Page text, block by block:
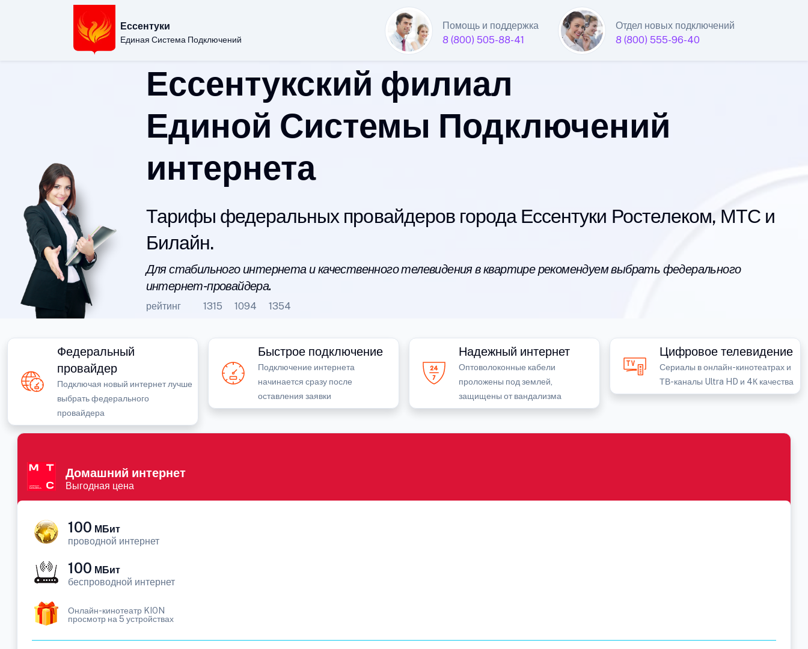
Ессентуки
Единая Система Подключений
Помощь и поддержка
8 (800) 505-88-41
Отдел новых подключений
8 (800) 555-96-40
Ессентукский филиал
Единой Системы Подключений
интернета
Тарифы федеральных провайдеров города Ессентуки Ростелеком, МТС и
Билайн.
Для стабильного интернета и качественного телевидения в квартире рекомендуем выбрать федерального
интернет-провайдера.
рейтинг 1315 1094 1354
Федеральный
провайдер
Подключая новый интернет лучше
выбрать федерального
провайдера
Быстрое подключение
Подключение интернета
начинается сразу после
оставления заявки
Надежный интернет
Оптоволоконные кабели
проложены под землей,
защищены от вандализма
Цифровое телевидение
Сериалы в онлайн-кинотеатрах и
ТВ-каналы Ultra HD и 4К качества
Домашний интернет
Выгодная цена
100 МБит
проводной интернет
100 МБит
беспроводной интернет
Онлайн-кинотеатр KION
просмотр на 5 устройствах